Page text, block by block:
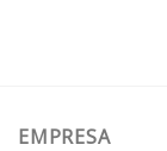
EMPRESA